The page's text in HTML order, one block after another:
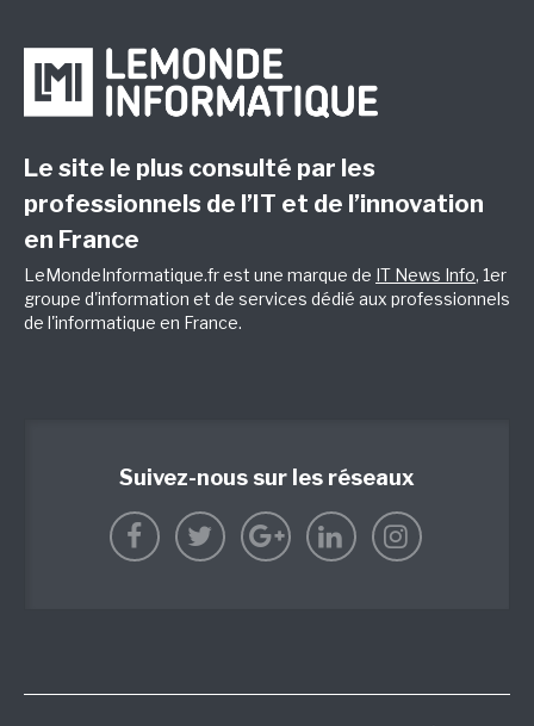
Le site le plus consulté par les
professionnels de l’IT et de l’innovation
en France
LeMondeInformatique.fr est une marque de IT News Info, 1er
groupe d'information et de services dédié aux professionnels
de l'informatique en France.
Suivez-nous sur les réseaux